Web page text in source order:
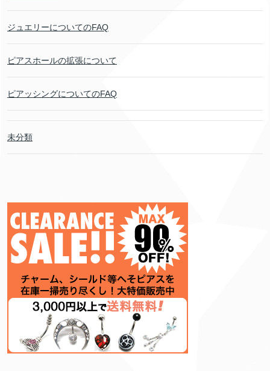
ジュエリーについてのFAQ
ピアスホールの拡張について
ピアッシングについてのFAQ
未分類